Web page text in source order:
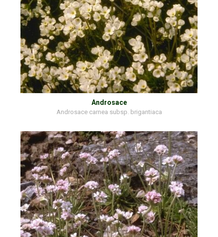
Androsace
Androsace carnea subsp. brigantiaca